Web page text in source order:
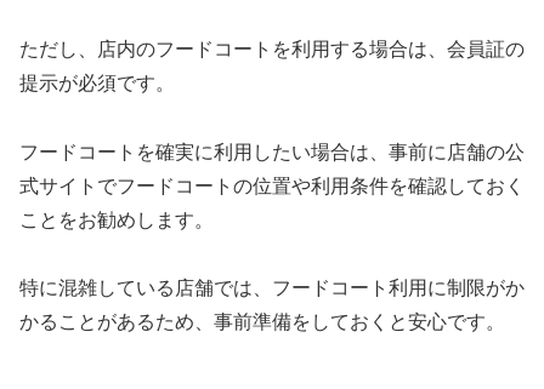
ただし、店内のフードコートを利用する場合は、会員証の
提示が必須です。
フードコートを確実に利用したい場合は、事前に店舗の公
式サイトでフードコートの位置や利用条件を確認しておく
ことをお勧めします。
特に混雑している店舗では、フードコート利用に制限がか
かることがあるため、事前準備をしておくと安心です。